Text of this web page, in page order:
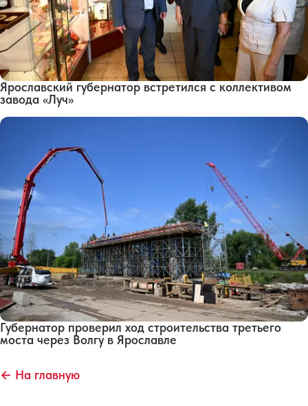
Ярославский губернатор встретился с коллективом
завода «Луч»
Губернатор проверил ход строительства третьего
моста через Волгу в Ярославле
← На главную